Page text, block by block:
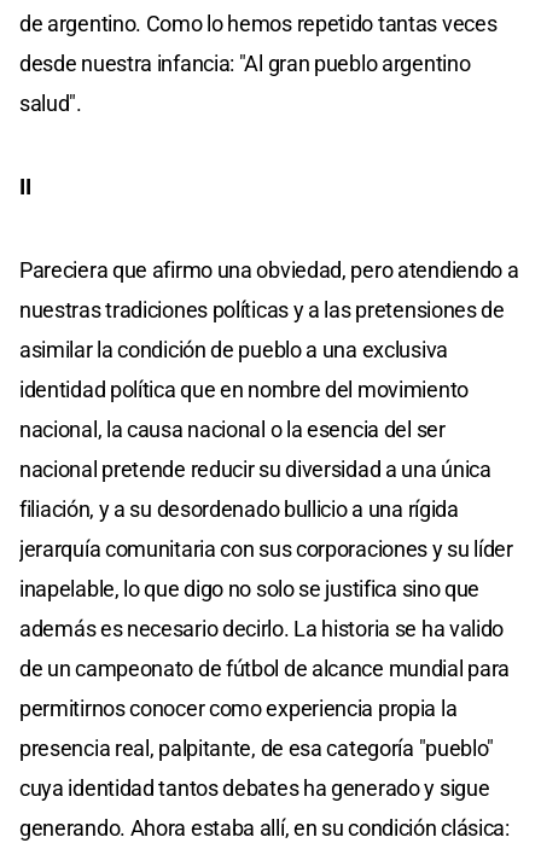
de argentino. Como lo hemos repetido tantas veces
desde nuestra infancia: "Al gran pueblo argentino
salud".
II
Pareciera que afirmo una obviedad, pero atendiendo a
nuestras tradiciones políticas y a las pretensiones de
asimilar la condición de pueblo a una exclusiva
identidad política que en nombre del movimiento
nacional, la causa nacional o la esencia del ser
nacional pretende reducir su diversidad a una única
filiación, y a su desordenado bullicio a una rígida
jerarquía comunitaria con sus corporaciones y su líder
inapelable, lo que digo no solo se justifica sino que
además es necesario decirlo. La historia se ha valido
de un campeonato de fútbol de alcance mundial para
permitirnos conocer como experiencia propia la
presencia real, palpitante, de esa categoría "pueblo"
cuya identidad tantos debates ha generado y sigue
generando. Ahora estaba allí, en su condición clásica: